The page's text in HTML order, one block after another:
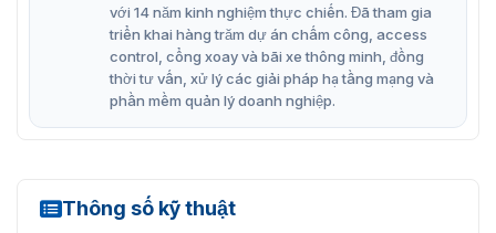
Sơ đồ cấu tạo đầu ghi hình ZKTeco Z508NFR /
với 14 năm kinh nghiệm thực chiến. Đã tham gia
triển khai hàng trăm dự án chấm công, access
control, cổng xoay và bãi xe thông minh, đồng
thời tư vấn, xử lý các giải pháp hạ tầng mạng và
phần mềm quản lý doanh nghiệp.
Thông số kỹ thuật
Z508NFR